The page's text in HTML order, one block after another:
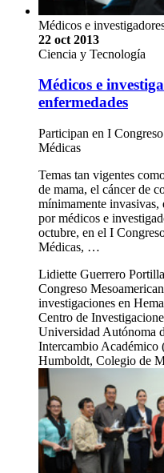
Médicos e
22 oct 2013
Ciencia y Tecnología
Médicos e
enfermedades
Participan en I
Médicas
Temas tan vigentes
de mama, el cáncer de
mínimamente invasivas,
por médicos e
octubre, en el I
Médicas, …
Lidiette Guerrero Portilla
Congreso
investigaciones en
Centro de
Universidad Autónoma
Intercambio
Humboldt, Colegio de